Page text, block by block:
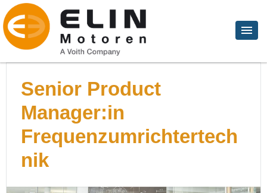
Senior Product
Manager:in
Frequenzumrichtertech
nik